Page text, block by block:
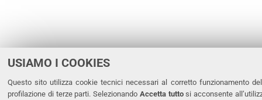
USIAMO I COOKIES
Questo sito utilizza cookie tecnici necessari al corretto funzionamento
profilazione di terze parti. Selezionando Accetta tuttosi acconsente